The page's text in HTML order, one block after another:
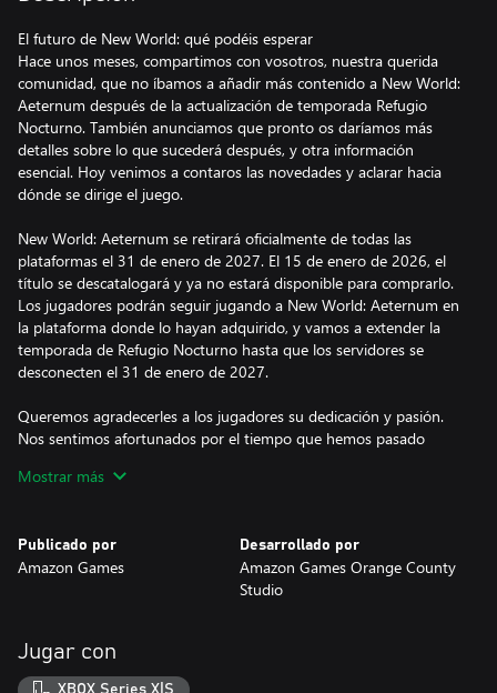
El futuro de New World: qué podéis esperar
Hace unos meses, compartimos con vosotros, nuestra querida
comunidad, que no íbamos a añadir más contenido a New World:
Aeternum después de la actualización de temporada Refugio
Nocturno. También anunciamos que pronto os daríamos más
detalles sobre lo que sucederá después, y otra información
esencial. Hoy venimos a contaros las novedades y aclarar hacia
dónde se dirige el juego.
New World: Aeternum se retirará oficialmente de todas las
plataformas el 31 de enero de 2027. El 15 de enero de 2026, el
título se descatalogará y ya no estará disponible para comprarlo.
Los jugadores podrán seguir jugando a New World: Aeternum en
la plataforma donde lo hayan adquirido, y vamos a extender la
temporada de Refugio Nocturno hasta que los servidores se
desconecten el 31 de enero de 2027.
Queremos agradecerles a los jugadores su dedicación y pasión.
Nos sentimos afortunados por el tiempo que hemos pasado
creado algo especial. Aunque nos entristece deciros adiós, nos
Ha sido un placer trabajar en New World: Aeternum y hacer
evolucionar esta inolvidable aventura con todos vosotros. Nos
legendario. Desde lo más profundo de nuestros corazones,
gracias por compartir este mundo con nosotros.
Mostrar más
Publicado por
Amazon Games
Desarrollado por
Amazon Games Orange County
Studio
Jugar con